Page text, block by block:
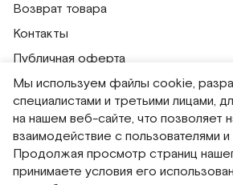
Возврат товара
Контакты
Публичная оферта
Политика обработки персональных
Политика использования
Согласие на получение рассылок
Согласие на обработку
Мы используем файлы cookie,
специалистами и третьими лицами,
на нашем веб-сайте, что позволяет
взаимодействие с пользователями
Продолжая просмотр страниц
принимаете условия его